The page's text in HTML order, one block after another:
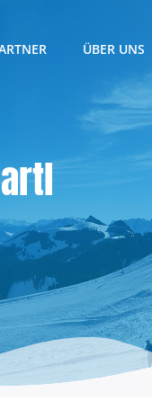
ÜBER UNS